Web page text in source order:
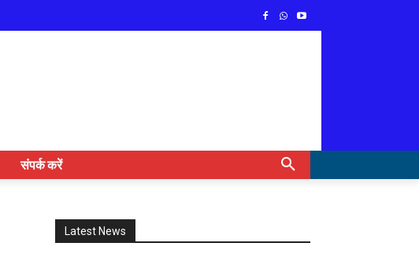
संपर्क करें
Latest News